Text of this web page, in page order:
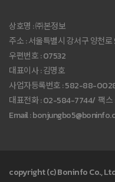
상호명 : ㈜본정보
주소 : 서울특별시 강서구 양천
우편번호 : 07532
대표이사 : 김명호
사업자등록번호 : 582-88-
대표전화 : 02-584-7744/ 팩
Email :
copyright (c) Boninfo Co.,